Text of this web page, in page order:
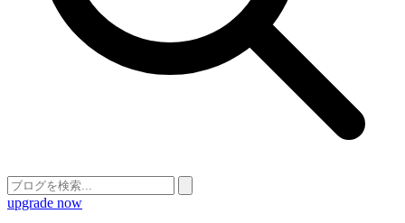
upgrade now